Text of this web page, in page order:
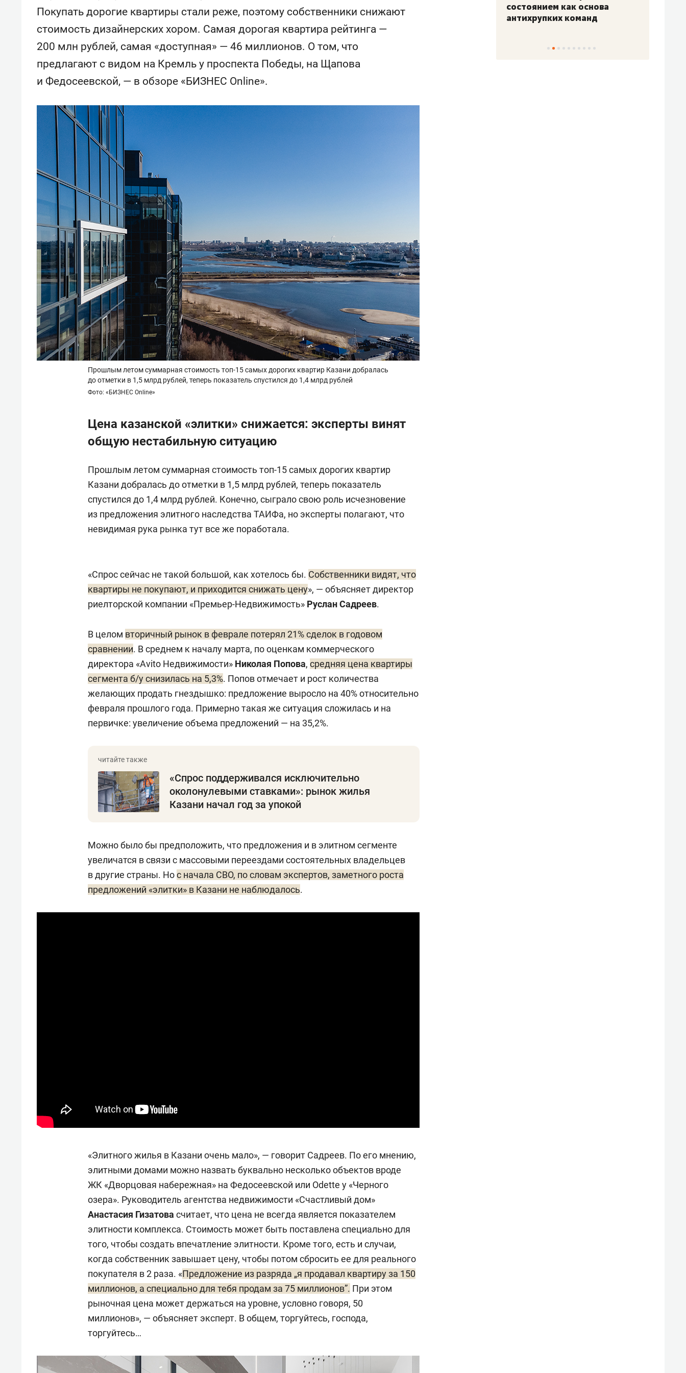
Покупать дорогие квартиры стали реже, поэтому собственники снижают
стоимость дизайнерских хором. Самая дорогая квартира рейтинга —
200 млн рублей, самая «доступная» — 46 миллионов. О том, что
предлагают с видом на Кремль у проспекта Победы, на Щапова
и Федосеевской, — в обзоре «БИЗНЕС Online».
Прошлым летом суммарная стоимость топ-15 самых дорогих квартир Казани добралась
до отметки в 1,5 млрд рублей, теперь показатель спустился до 1,4 млрд рублей
Фото: «БИЗНЕС Online»
Цена казанской «элитки» снижается: эксперты винят
общую нестабильную ситуацию
Прошлым летом суммарная стоимость топ-15 самых дорогих квартир
Казани добралась до отметки в 1,5 млрд рублей, теперь показатель
спустился до 1,4 млрд рублей. Конечно, сыграло свою роль исчезновение
из предложения элитного наследства ТАИФа, но эксперты полагают, что
невидимая рука рынка тут все же поработала.
«Спрос сейчас не такой большой, как хотелось бы. Собственники видят, что
квартиры не покупают, и приходится снижать цену», — объясняет директор
риелторской компании «Премьер-Недвижимость» Руслан Садреев.
В целом вторичный рынок в феврале потерял 21% сделок в годовом
сравнении. В среднем к началу марта, по оценкам коммерческого
директора «Avito Недвижимости» Николая Попова, средняя цена квартиры
сегмента б/у снизилась на 5,3%. Попов отмечает и рост количества
желающих продать гнездышко: предложение выросло на 40% относительно
февраля прошлого года. Примерно такая же ситуация сложилась и на
первичке: увеличение объема предложений — на 35,2%.
«Спрос поддерживался исключительно
околонулевыми ставками»: рынок жилья
Казани начал год за упокой
Можно было бы предположить, что предложения и в элитном сегменте
увеличатся в связи с массовыми переездами состоятельных владельцев
в другие страны. Нос начала СВО, по словам экспертов, заметного роста
предложений «элитки» в Казани не наблюдалось.
«Элитного жилья в Казани очень мало», — говорит Садреев. По его мнению,
элитными домами можно назвать буквально несколько объектов вроде
ЖК «Дворцовая набережная» на Федосеевской или Odette у «Черного
озера». Руководитель агентства недвижимости «Счастливый дом»
Анастасия Гизатова считает, что цена не всегда является показателем
элитности комплекса. Стоимость может быть поставлена специально для
того, чтобы создать впечатление элитности. Кроме того, есть и случаи,
когда собственник завышает цену, чтобы потом сбросить ее для реального
покупателя в 2 раза. «Предложение из разряда „я продавал квартиру за 150
миллионов, а специально для тебя продам за 75 миллионов”. При этом
рыночная цена может держаться на уровне, условно говоря, 50
миллионов», — объясняет эксперт. В общем, торгуйтесь, господа,
торгуйтесь…
антихрупких команд
«Гонка Героев»